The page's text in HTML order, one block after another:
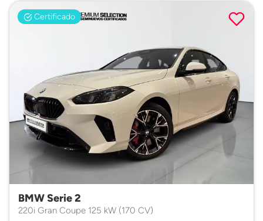
Certificado
BMW Serie 2
220i Gran Coupe 125 kW (170 CV)